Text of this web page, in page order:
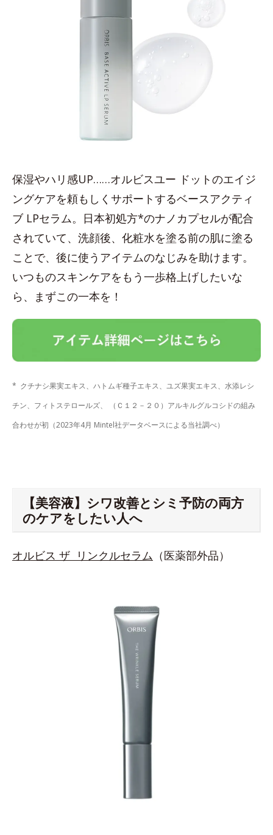
保湿やハリ感UP……オルビスユー ドットのエイジ
ングケアを頼もしくサポートするベースアクティ
ブ LPセラム。日本初処方*のナノカプセルが配合
されていて、洗顔後、化粧水を塗る前の肌に塗る
ことで、後に使うアイテムのなじみを助けます。
いつものスキンケアをもう一歩格上げしたいな
ら、まずこの一本を！
* クチナシ果実エキス、ハトムギ種子エキス、ユズ果実エキス、水添レシ
チン、フィトステロールズ、 （Ｃ１２－２０）アルキルグルコシドの組み
合わせが初（2023年4月 Mintel社データベースによる当社調べ）
【美容液】シワ改善とシミ予防の両方
のケアをしたい人へ
オルビス ザ リンクルセラム （医薬部外品）